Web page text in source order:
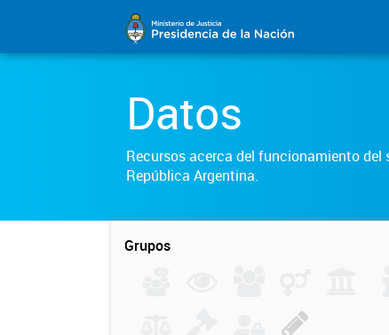
Datos
Recursos acerca del funcionamiento del
República Argentina.
Grupos